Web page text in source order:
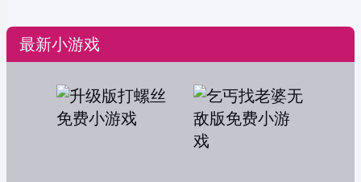
最新小游戏